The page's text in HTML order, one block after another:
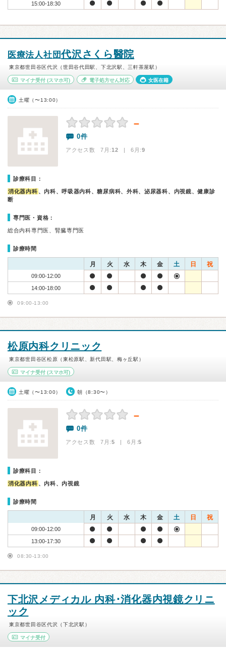
15:00-18:30
医療法人社団代沢さくら醫院
東京都世田谷区代沢（世田谷代田駅、下北沢駅、三軒茶屋駅）
マイナ受付 (スマホ可) 電子処方せん対応 女医在籍
土曜（〜13:00）
－
0件
アクセス数 7月:12 | 6月:9
診療科目：
消化器内科 、内科、呼吸器内科、糖尿病科、外科、泌尿器科、内視鏡、健康診
断
専門医・資格：
総合内科専門医、腎臓専門医
診療時間
月 火 水 木 金 土 日 祝
09:00-12:00
14:00-18:00
09:00-13:00
松原内科クリニック
東京都世田谷区松原（東松原駅、新代田駅、梅ヶ丘駅）
マイナ受付 (スマホ可)
土曜（〜13:00） 朝（8:30〜）
－
0件
アクセス数 7月:5 | 6月:5
診療科目：
消化器内科 、内科、内視鏡
診療時間
月 火 水 木 金 土 日 祝
09:00-12:00
13:00-17:30
08:30-13:00
下北沢メディカル 内科･消化器内視鏡クリニ
ック
東京都世田谷区代沢（下北沢駅）
マイナ受付